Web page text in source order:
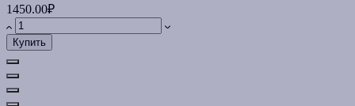
1450.00₽
Купить